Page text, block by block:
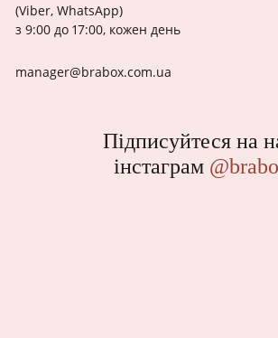
(Viber, WhatsApp)
з 9:00 до 17:00, кожен день
manager@brabox.com.ua
Підписуйтеся на
інстаграм